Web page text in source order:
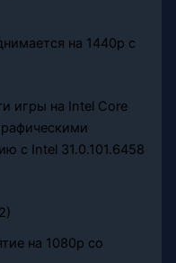
на 1440p с
игры на Intel Core
с Intel 31.0.101.6458
на 1080p со